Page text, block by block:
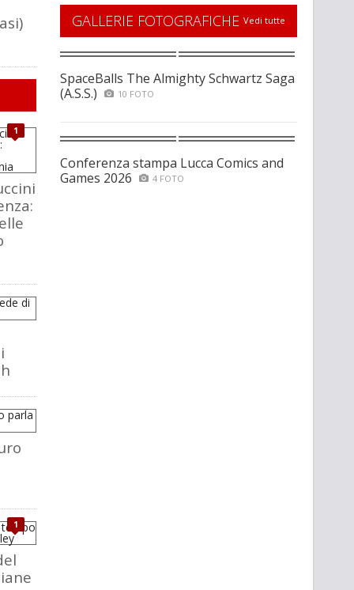
1
1
GALLERIE FOTOGRAFICHE Vedi tutte
SpaceBalls The Almighty Schwartz Saga
(A.S.S.)
10 FOTO
Conferenza stampa Lucca Comics and
Games 2026
4 FOTO